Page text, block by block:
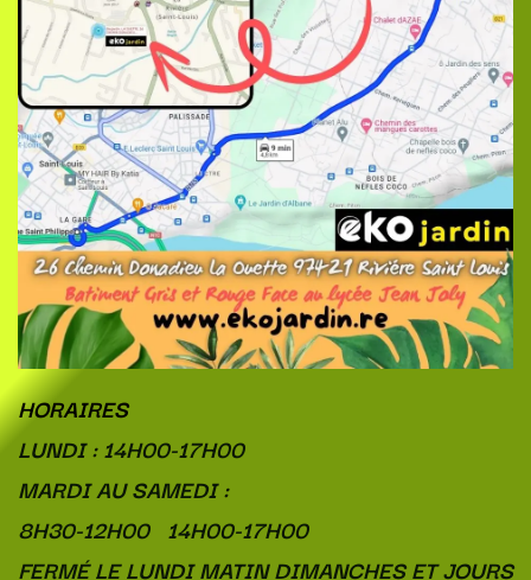
HORAIRES
LUNDI : 14H00-17H00
MARDI AU SAMEDI :
8H30-12H00 14H00-17H00
FERMÉ LE LUNDI MATIN DIMANCHES ET JOURS